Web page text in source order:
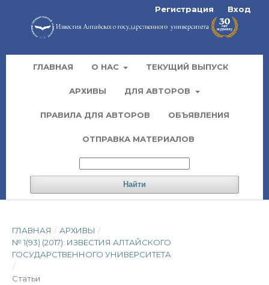
ГЛАВНАЯ О НАС ТЕКУЩИЙ ВЫПУСК
АРХИВЫ ДЛЯ АВТОРОВ
ПРАВИЛА ДЛЯ АВТОРОВ ОБЪЯВЛЕНИЯ
ОТПРАВКА МАТЕРИАЛОВ
Найти
Регистрация Вход
ГЛАВНАЯ / АРХИВЫ /
№ 1(93) (2017): ИЗВЕСТИЯ АЛТАЙСКОГО
ГОСУДАРСТВЕННОГО УНИВЕРСИТЕТА
/
Статьи